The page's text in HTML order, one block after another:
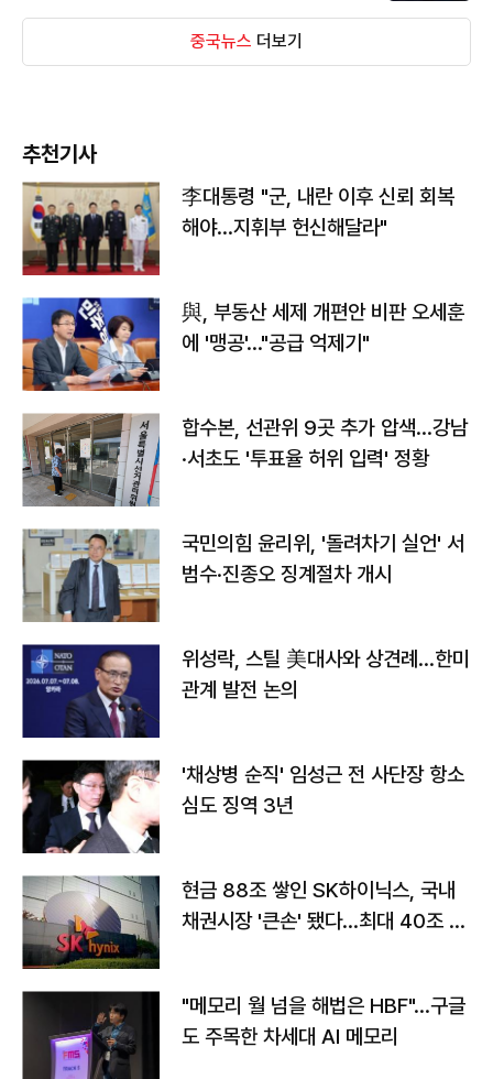
중국뉴스 더보기
추천기사
李대통령 "군, 내란 이후 신뢰 회복
해야…지휘부 헌신해달라"
與, 부동산 세제 개편안 비판 오세훈
에 '맹공'…"공급 억제기"
합수본, 선관위 9곳 추가 압색…강남
·서초도 '투표율 허위 입력' 정황
국민의힘 윤리위, '돌려차기 실언' 서
범수·진종오 징계절차 개시
위성락, 스틸 美대사와 상견례…한미
관계 발전 논의
'채상병 순직' 임성근 전 사단장 항소
심도 징역 3년
현금 88조 쌓인 SK하이닉스, 국내
채권시장 '큰손' 됐다…최대 40조 투
"메모리 월 넘을 해법은 HBF"…구글
도 주목한 차세대 AI 메모리